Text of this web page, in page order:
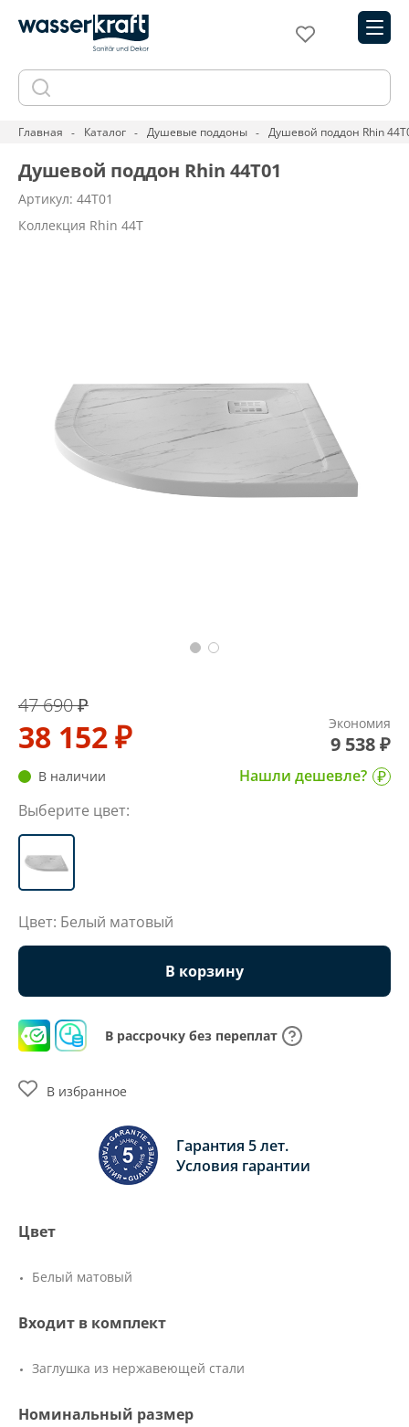
Главная Каталог Душевые поддоны Душевой поддон Rhin
Душевой поддон Rhin 44T01
Артикул: 44T01
Коллекция Rhin 44T
47 690 ₽
38 152 ₽ Экономия
9 538 ₽
В наличии
Нашли дешевле?
Выберите цвет:
Цвет: Белый матовый
В корзину
В рассрочку без переплат
Гарантия 5 лет.
Условия гарантии
В избранное
Цвет
Белый матовый
Входит в комплект
Заглушка из нержавеющей стали
Номинальный размер